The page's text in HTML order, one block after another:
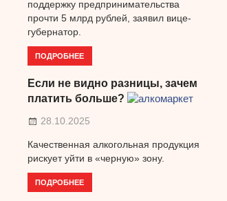
поддержку предпринимательства
прочти 5 млрд рублей, заявил вице-
губернатор.
ПОДРОБНЕЕ
Если не видно разницы, зачем
платить больше?
28.10.2025
Качественная алкогольная продукция
рискует уйти в «черную» зону.
ПОДРОБНЕЕ